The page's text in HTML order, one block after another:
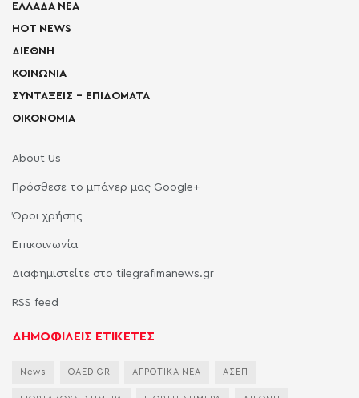
ΕΛΛΑΔΑ ΝΕΑ
HOT NEWS
ΔΙΕΘΝΗ
ΚΟΙΝΩΝΙΑ
ΣΥΝΤΑΞΕΙΣ – ΕΠΙΔΟΜΑΤΑ
ΟΙΚΟΝΟΜΙΑ
About Us
Πρόσθεσε το μπάνερ μας Google+
Όροι χρήσης
Επικοινωνία
Διαφημιστείτε στο tilegrafimanews.gr
RSS feed
ΔΗΜΟΦΙΛΕΙΣ ΕΤΙΚΕΤΕΣ
News OAED.GR ΑΓΡΟΤΙΚΑ ΝΕΑ ΑΣΕΠ